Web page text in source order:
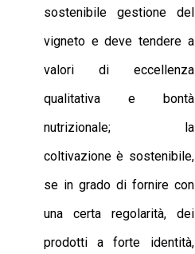
sostenibile gestione del
vigneto e deve tendere a
valori di eccellenza
qualitativa e bontà
nutrizionale; la
coltivazione è sostenibile,
se in grado di fornire con
una certa regolarità, dei
prodotti a forte identità,